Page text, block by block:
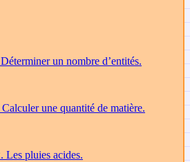
un nombre d’entités.
une quantité de matière.
Les pluies acides.